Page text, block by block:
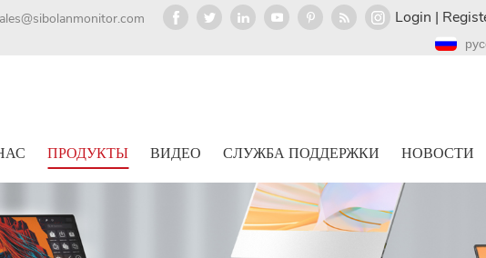
Login |
ПРОДУКТЫ ВИДЕО СЛУЖБА ПОДДЕРЖКИ НОВОСТИ